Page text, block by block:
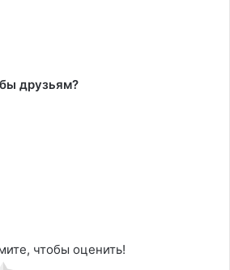
друзьям?
чтобы оценить!